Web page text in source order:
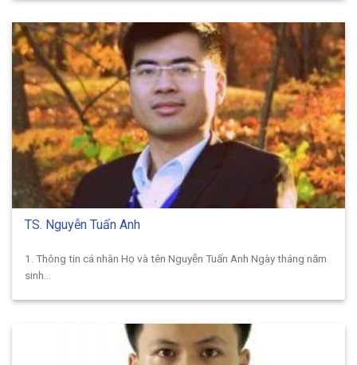
TS. Nguyễn Tuấn Anh
1. Thông tin cá nhân Họ và tên Nguyễn Tuấn Anh Ngày tháng năm
sinh...